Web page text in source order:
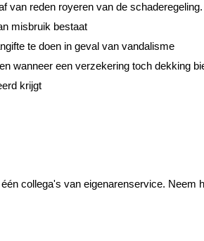
van reden royeren van de
misbruik bestaat
te doen in geval van vandalisme
wanneer een verzekering toch dekking
krijgt
collega's van eigenarenservice. Neem